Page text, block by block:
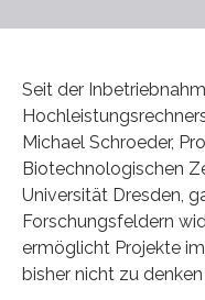
Seit der
Michael Schroeder,
Biotechnologischen
Universität Dresden,
Forschungsfeldern
ermöglicht Projekte
bisher nicht zu denken